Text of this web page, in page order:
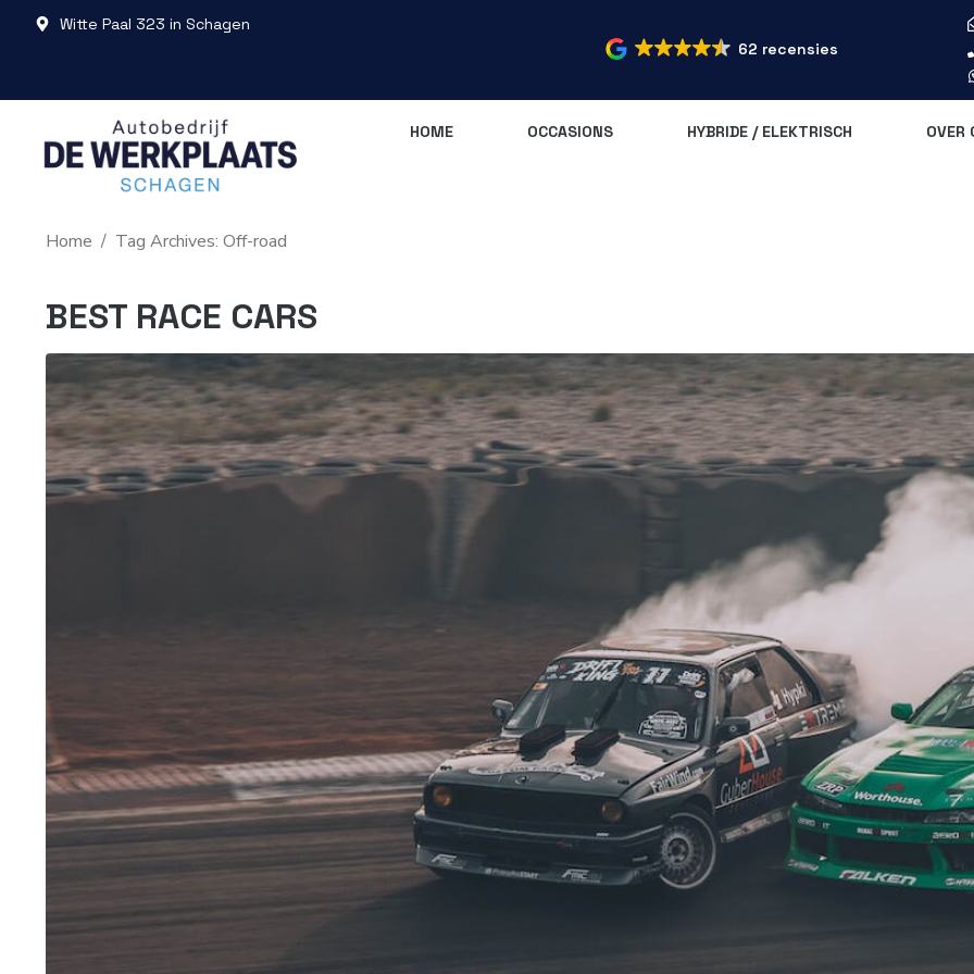
Witte Paal 323 in Schagen
62 recensies
HOME OCCASIONS HYBRIDE / ELEKTRISCH OVER
Home Tag Archives: Off-road
BEST RACE CARS